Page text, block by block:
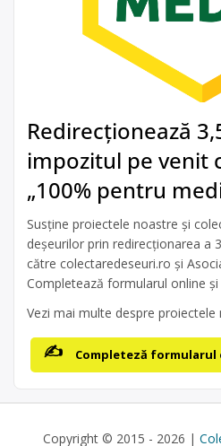
Redirecționează
impozitul pe venit
„100% pentru
Susține proiectele noastre și
deșeurilor prin redirecționarea a
către colectaredeseuri.ro și
Completează formularul online
Vezi mai multe despre proiectele
Completeză formularul
Copyright © 2015 - 2026 |